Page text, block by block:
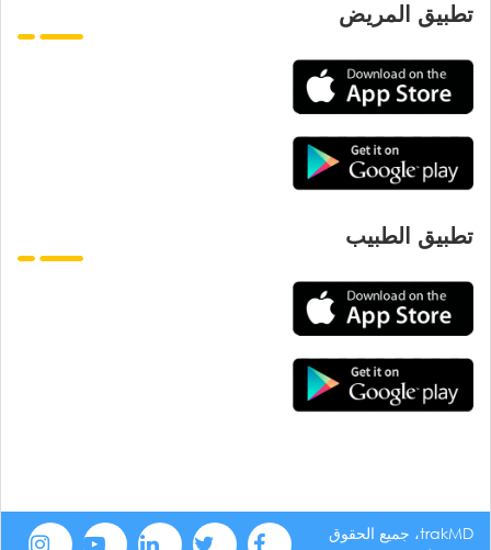
تطبيق المريض
تطبيق الطبيب
trakMD، جميع الحقوق